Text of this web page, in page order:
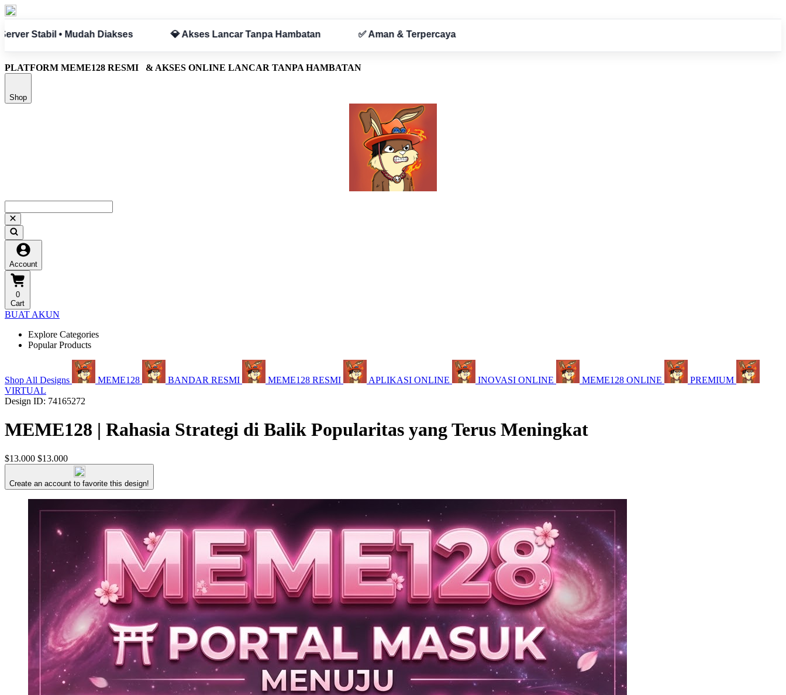
Hambatan ✅ Aman & Terpercaya
PLATFORM MEME128 RESMI & AKSES ONLINE LANCAR TANPA HAMBATAN
Shop
Account
0
Cart
BUAT AKUN
Explore Categories
Popular Products
Shop All Designs MEME128 BANDAR RESMI MEME128 RESMI APLIKASI ONLINE INOVASI ONLINE MEME128 ONLINE
PREMIUM
VIRTUAL
Design ID: 74165272
MEME128 | Rahasia Strategi di Balik Popularitas yang Terus Meningkat
$13.000 $13.000
Create an account to favorite this design!